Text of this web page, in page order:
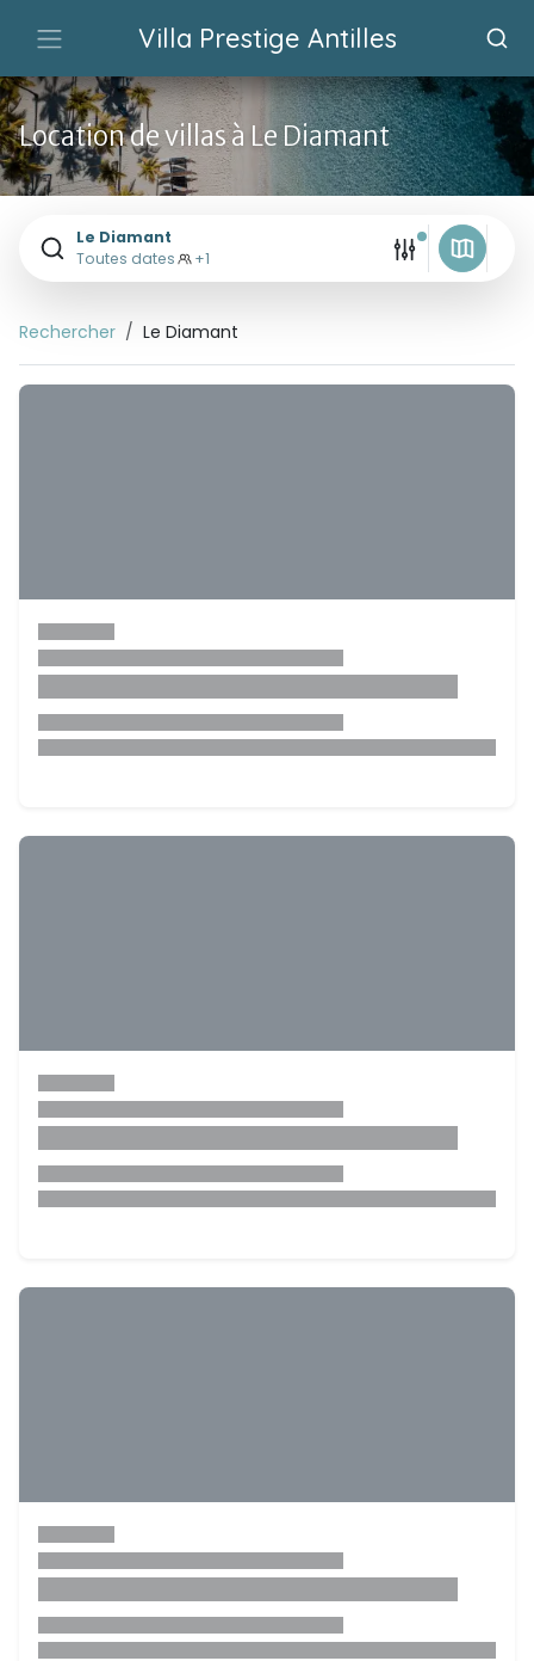
Villa Prestige Antilles
Location de villas à Le Diamant
Le Diamant
Toutes dates
+1
Rechercher Le Diamant